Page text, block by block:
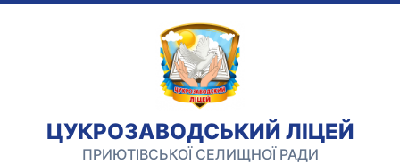
ЦУКРОЗАВОДСЬКИЙ ЛІЦЕЙ
ПРИЮТІВСЬКОЇ СЕЛИЩНОЇ РАДИ